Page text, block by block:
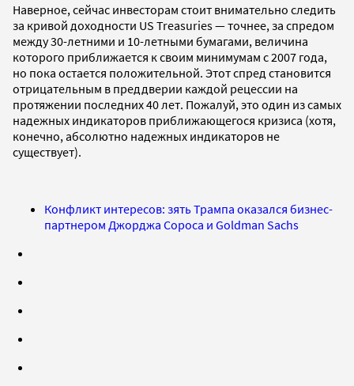
Наверное, сейчас инвесторам стоит внимательно следить
за кривой доходности US Treasuries — точнее, за спредом
между 30-летними и 10-летными бумагами, величина
которого приближается к своим минимумам с 2007 года,
но пока остается положительной. Этот спред становится
отрицательным в преддверии каждой рецессии на
протяжении последних 40 лет. Пожалуй, это один из самых
надежных индикаторов приближающегося кризиса (хотя,
конечно, абсолютно надежных индикаторов не
существует).
Конфликт интересов: зять Трампа оказался бизнес-
партнером Джорджа Сороса и Goldman Sachs